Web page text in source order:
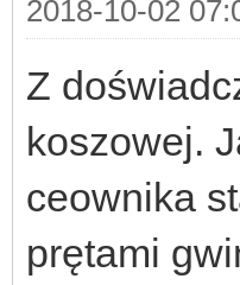
2018-10-02
Z
koszowej.
ceownika
prętami